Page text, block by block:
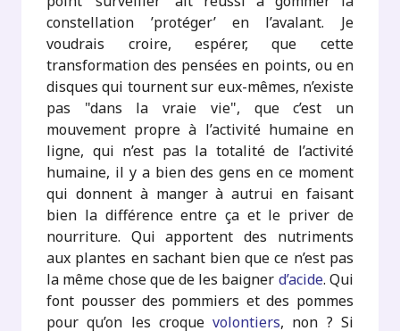
constellation ’protéger’ en l’avalant. Je
voudrais croire, espérer, que cette
transformation des pensées en points, ou en
disques qui tournent sur eux-mêmes, n’existe
pas "dans la vraie vie", que c’est un
mouvement propre à l’activité humaine en
ligne, qui n’est pas la totalité de l’activité
humaine, il y a bien des gens en ce moment
qui donnent à manger à autrui en faisant
bien la différence entre ça et le priver de
nourriture. Qui apportent des nutriments
aux plantes en sachant bien que ce n’est pas
la même chose que de les baigner d’acide. Qui
font pousser des pommiers et des pommes
pour qu’on les croquevolontiers, non ? Si